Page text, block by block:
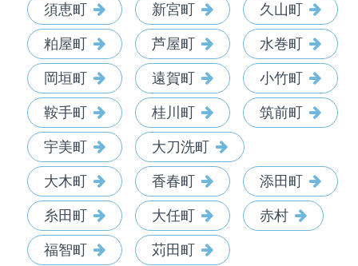
須恵町 新宮町 久山町
粕屋町 芦屋町 水巻町
岡垣町 遠賀町 小竹町
鞍手町 桂川町 筑前町
宇美町 大刀洗町
大木町 香春町 添田町
糸田町 大任町 赤村
福智町 苅田町